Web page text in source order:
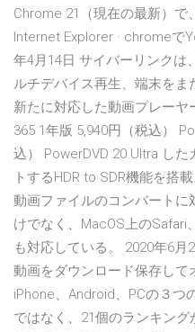
Chrome 21（現在の最新）で
Internet Explorer · chrome
年4月14日 サイバーリンクは
ルチデバイス再生、端末を
新たに対応した動画プレーヤ
365 1年版 5,940円（税込）
込） PowerDVD 20 Ultra し
トするHDR to SDR機能を搭
動画ファイルのコンバート
けでなく、MacOS上のSafari
も対応している。 2020年6
動画をダウンロード保存して
iPhone、Android、PCの３つ
ではなく、21個のランキン